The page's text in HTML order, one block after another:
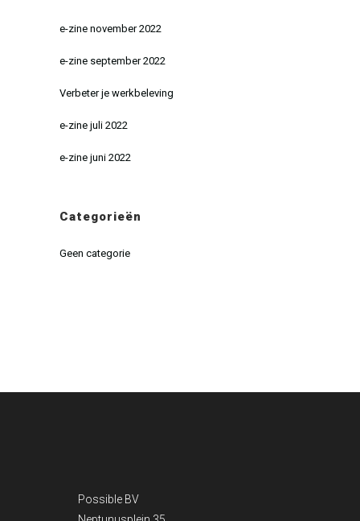
e-zine november 2022
e-zine september 2022
Verbeter je werkbeleving
e-zine juli 2022
e-zine juni 2022
Categorieën
Geen categorie
Possible BV